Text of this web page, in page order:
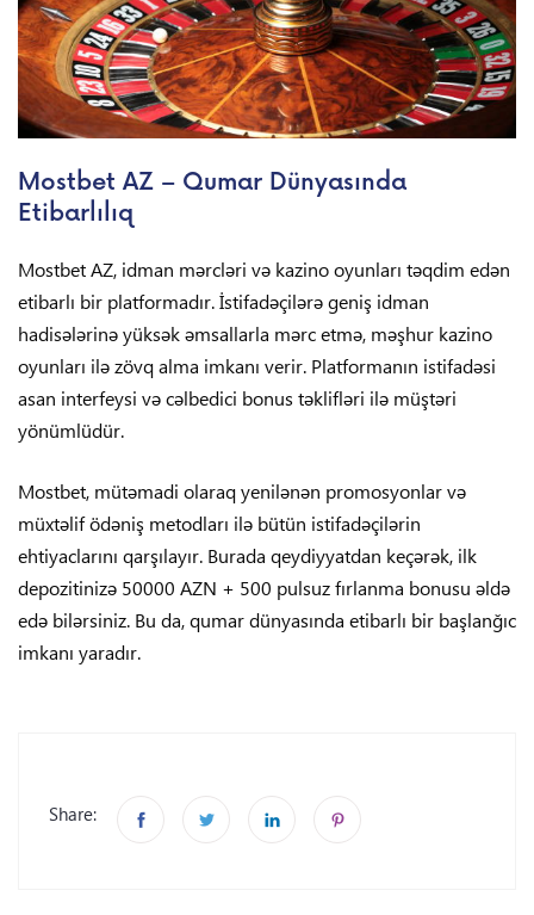
Mostbet AZ – Qumar Dünyasında
Etibarlılıq
Mostbet AZ, idman mərcləri və kazino oyunları təqdim edən
etibarlı bir platformadır. İstifadəçilərə geniş idman
hadisələrinə yüksək əmsallarla mərc etmə, məşhur kazino
oyunları ilə zövq alma imkanı verir. Platformanın istifadəsi
asan interfeysi və cəlbedici bonus təklifləri ilə müştəri
yönümlüdür.
Mostbet, mütəmadi olaraq yenilənən promosyonlar və
müxtəlif ödəniş metodları ilə bütün istifadəçilərin
ehtiyaclarını qarşılayır. Burada qeydiyyatdan keçərək, ilk
depozitinizə 50000 AZN + 500 pulsuz fırlanma bonusu əldə
edə bilərsiniz. Bu da, qumar dünyasında etibarlı bir başlanğıc
imkanı yaradır.
Share: